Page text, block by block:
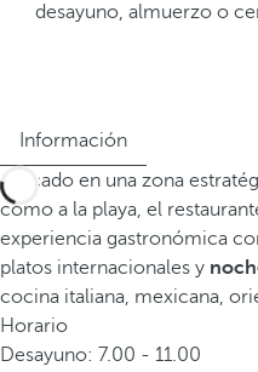
desayuno, almuerzo o
Información
Ubicado en una zona
como a la playa, el
experiencia gastronómica
platos internacionales y
cocina italiana, mexicana,
Horario
Desayuno: 7.00 - 11.00